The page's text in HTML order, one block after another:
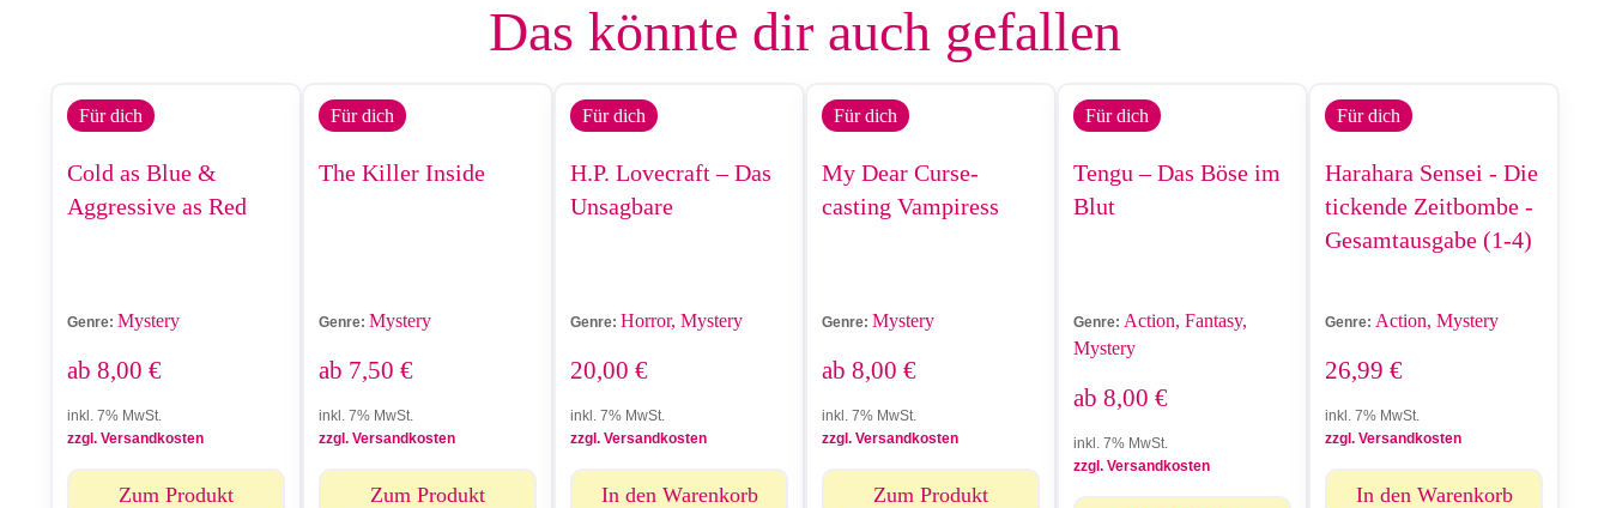
Das könnte dir auch gefallen
Für dich
Cold as Blue &
Aggressive as Red
Genre: Mystery
ab 8,00 €
inkl. 7% MwSt.
zzgl. Versandkosten
Zum Produkt
Für dich
The Killer Inside
Genre: Mystery
ab 7,50 €
inkl. 7% MwSt.
zzgl. Versandkosten
Zum Produkt
Für dich
H.P. Lovecraft – Das
Unsagbare
Genre: Horror, Mystery
20,00 €
inkl. 7% MwSt.
zzgl. Versandkosten
In den Warenkorb
Für dich
My Dear Curse-
casting Vampiress
Genre: Mystery
ab 8,00 €
inkl. 7% MwSt.
zzgl. Versandkosten
Zum Produkt
Für dich
Tengu – Das Böse im
Blut
Genre: Action, Fantasy,
Mystery
ab 8,00 €
inkl. 7% MwSt.
zzgl. Versandkosten
Für dich
Harahara Sensei - Die
tickende Zeitbombe -
Gesamtausgabe (1-4)
Genre: Action, Mystery
26,99 €
inkl. 7% MwSt.
zzgl. Versandkosten
In den Warenkorb